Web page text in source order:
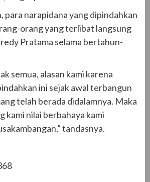
para narapidana yang dipindahkan
orang yang terlibat langsung
Pratama selama bertahun-
semua, alasan kami karena
ini sejak awal terbangun
telah berada didalamnya. Maka
kami nilai berbahaya kami
tandasnya.